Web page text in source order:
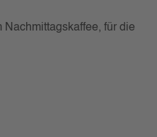
für die